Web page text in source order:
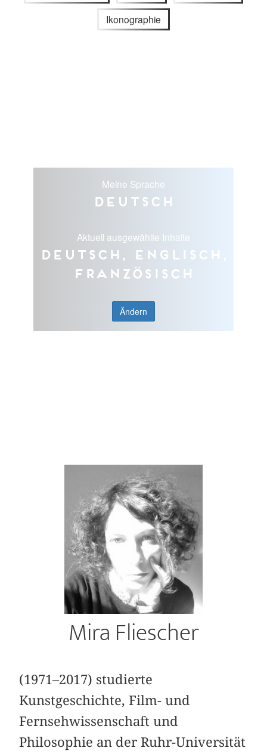
Ikonographie
Meine Sprache
Deutsch
Aktuell ausgewählte Inhalte
Deutsch, Englisch,
Französisch
Ändern
Mira Fliescher
(1971–2017) studierte
Kunstgeschichte, Film- und
Fernsehwissenschaft und
Philosophie an der Ruhr-Universität